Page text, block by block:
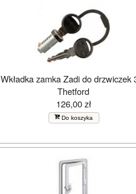
Wkładka zamka Zadi do drzwiczek
Thetford
126,00 zł
Do koszyka